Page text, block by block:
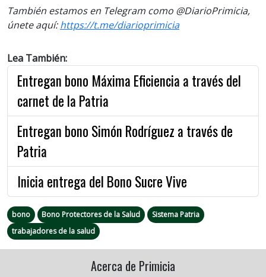
También estamos en Telegram como @DiarioPrimicia,
únete aquí:https://t.me/diarioprimicia
Lea También:
Entregan bono Máxima Eficiencia a través del
carnet de la Patria
Entregan bono Simón Rodríguez a través de
Patria
Inicia entrega del Bono Sucre Vive
bono Bono Protectores de la Salud
Sistema Patria
trabajadores de la salud
Acerca de Primicia